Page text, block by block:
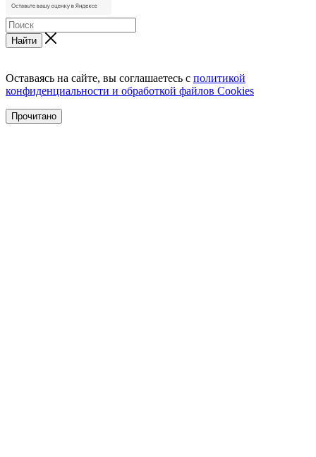
Найти
Оставаясь на сайте, вы соглашаетесь с политикой
конфиденциальности и обработкой файлов Cookies
Прочитано